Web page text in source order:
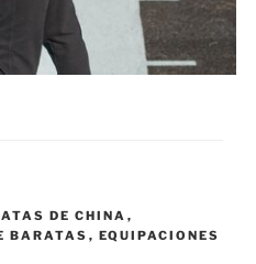
DE CHINA ,
BARATAS , EQUIPACIONES